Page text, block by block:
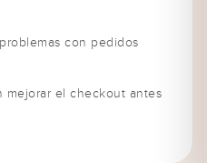
con pedidos
mejorar el checkout antes